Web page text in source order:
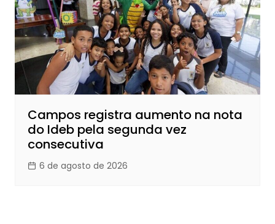
Campos registra aumento na nota
do Ideb pela segunda vez
consecutiva
6 de agosto de 2026